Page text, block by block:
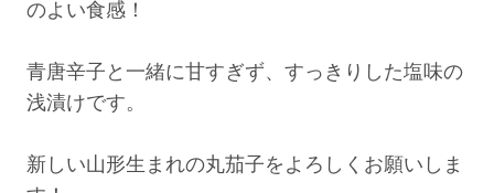
のよい食感！
青唐辛子と一緒に甘すぎず、すっきりした塩味の
浅漬けです。
新しい山形生まれの丸茄子をよろしくお願いしま